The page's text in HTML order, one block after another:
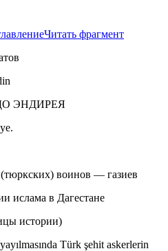
Читать фрагмент
ЭНДИРЕЯ
воинов — газиев
ислама в Дагестане
истории)
Türk şehit askerlerin